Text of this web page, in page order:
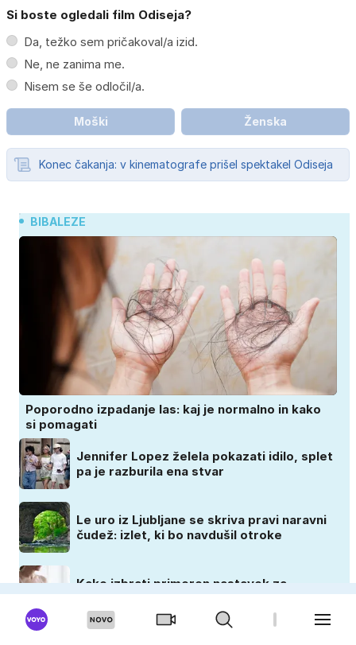
Si boste ogledali film Odiseja?
Da, težko sem pričakoval/a izid.
Ne, ne zanima me.
Nisem se še odločil/a.
Moški Ženska
Konec čakanja: v kinematografe prišel spektakel Odiseja
BIBALEZE
Poporodno izpadanje las: kaj je normalno in kako
si pomagati
Jennifer Lopez želela pokazati idilo, splet
pa je razburila ena stvar
Le uro iz Ljubljane se skriva pravi naravni
čudež: izlet, ki bo navdušil otroke
Kako izbrati primeren nastavek za
dojenje?